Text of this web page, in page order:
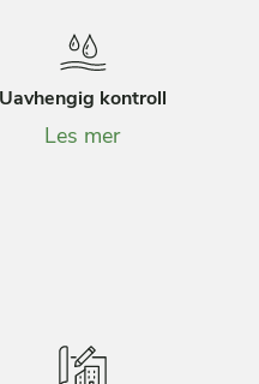
Uavhengig kontroll
Les mer